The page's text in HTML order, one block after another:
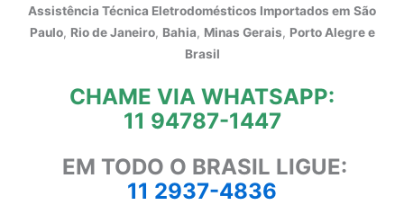
Assistência Técnica Eletrodomésticos Importados em São
Paulo, Rio de Janeiro, Bahia, Minas Gerais, Porto Alegre e
Brasil
CHAME VIA WHATSAPP:
11 94787-1447
EM TODO O BRASIL LIGUE:
11 2937-4836